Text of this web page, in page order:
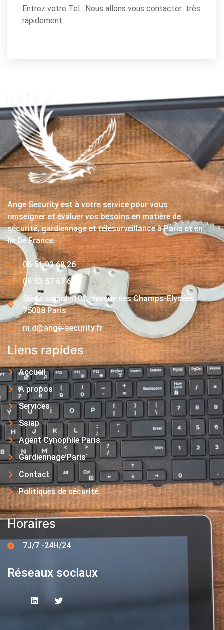
Entrez votre Tel : Nous allons vous contacter très
rapidement
Ange Security est à votre service pour vous
renseigner et évaluer vos besoins en matière de
sécurité, gardiennage et télésurveillance à Paris et en
Île De France.
06 51 03 68 26
09 53 57 67 63
Siège social : 102, avenue des Champs-Elysées
75008 Paris
m.d@ange-security.fr
Liens rapides
Accueil
A propos
Services
Ssiap
Agent Cynophile Paris
Gardiennage Paris
Contact
Politiques de sécurité
Horaires
7J/7 -24H/24
Réseaux sociaux